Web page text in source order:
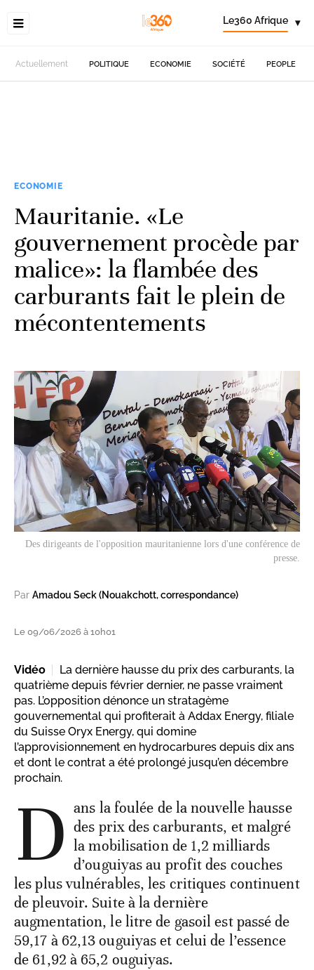
Le360 Afrique ▾
Actuellement POLITIQUE ECONOMIE SOCIÉTÉ PEOPLE
ECONOMIE
Mauritanie. «Le
gouvernement procède par
malice»: la flambée des
carburants fait le plein de
mécontentements
Des dirigeants de l'opposition mauritanienne lors d'une conférence de
presse.
Par Amadou Seck (Nouakchott, correspondance)
Le 09/06/2026 à 10h01
Vidéo
La dernière hausse du prix des carburants, la
quatrième depuis février dernier, ne passe vraiment
pas. L’opposition dénonce un stratagème
gouvernemental qui profiterait à Addax Energy, filiale
du Suisse Oryx Energy, qui domine
l’approvisionnement en hydrocarbures depuis dix ans
et dont le contrat a été prolongé jusqu’en décembre
prochain.
D ans la foulée de la nouvelle hausse
des prix des carburants, et malgré
la mobilisation de 1,2 milliards
d’ouguiyas au profit des couches
les plus vulnérables, les critiques continuent
de pleuvoir. Suite à la dernière
augmentation, le litre de gasoil est passé de
59,17 à 62,13 ouguiyas et celui de l’essence
de 61,92 à 65,2 ouguiyas.